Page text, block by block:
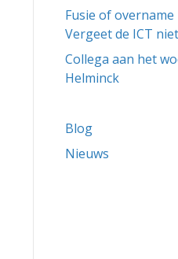
Fusie of
Vergeet de ICT
Collega aan het
Helminck
Blog
Nieuws